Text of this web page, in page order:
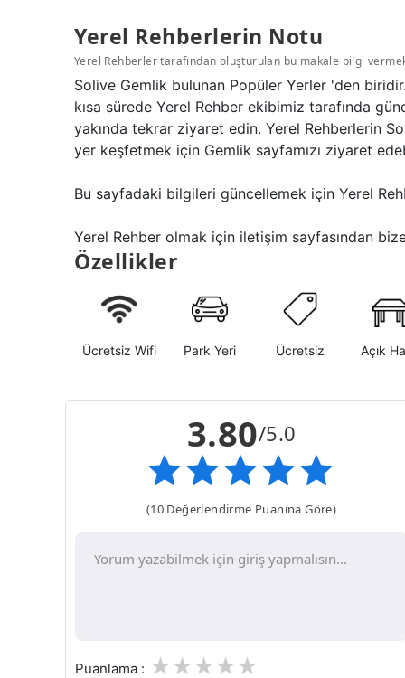
Yerel Rehberlerin Notu
Yerel Rehberler tarafından oluşturulan bu makale bilgi
Solive Gemlik bulunan Popüler Yerler 'den
kısa sürede Yerel Rehber ekibimiz tarafında
yakında tekrar ziyaret edin. Yerel Rehberlerin
yer keşfetmek için Gemlik sayfamızı ziyaret
Bu sayfadaki bilgileri güncellemek için Yerel
Yerel Rehber olmak için iletişim sayfasından
Özellikler
Ücretsiz Wifi Park Yeri Ücretsiz Açık
3.80/5.0
(10 Değerlendirme Puanına Göre)
Puanlama : 3
2
1